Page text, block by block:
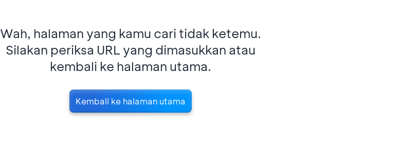
Wah, halaman yang kamu cari tidak ketemu.
Silakan periksa URL yang dimasukkan atau
kembali ke halaman utama.
Kembali ke halaman utama